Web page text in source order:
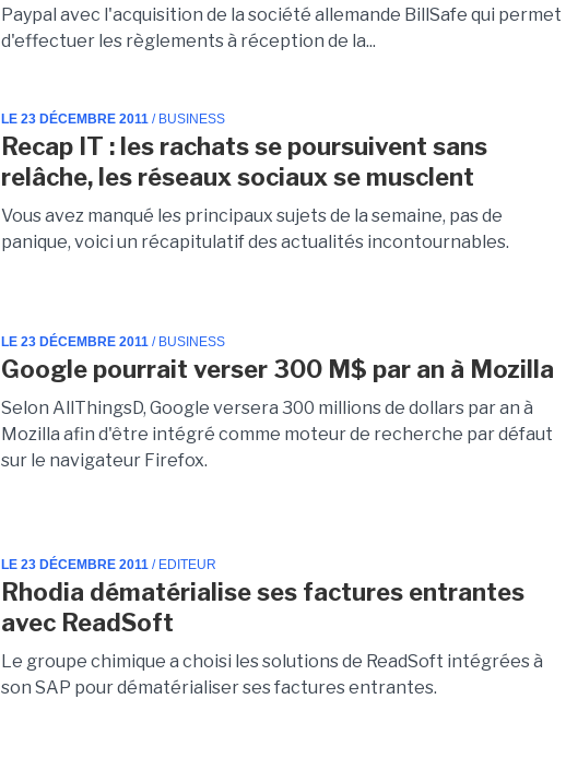
Paypal avec l'acquisition de la société allemande BillSafe qui permet
d'effectuer les règlements à réception de la...
LE 23 DÉCEMBRE 2011 / BUSINESS
Recap IT : les rachats se poursuivent sans
relâche, les réseaux sociaux se musclent
Vous avez manqué les principaux sujets de la semaine, pas de
panique, voici un récapitulatif des actualités incontournables.
LE 23 DÉCEMBRE 2011 / BUSINESS
Google pourrait verser 300 M$ par an à Mozilla
Selon AllThingsD, Google versera 300 millions de dollars par an à
Mozilla afin d'être intégré comme moteur de recherche par défaut
sur le navigateur Firefox.
LE 23 DÉCEMBRE 2011 / EDITEUR
Rhodia dématérialise ses factures entrantes
avec ReadSoft
Le groupe chimique a choisi les solutions de ReadSoft intégrées à
son SAP pour dématérialiser ses factures entrantes.